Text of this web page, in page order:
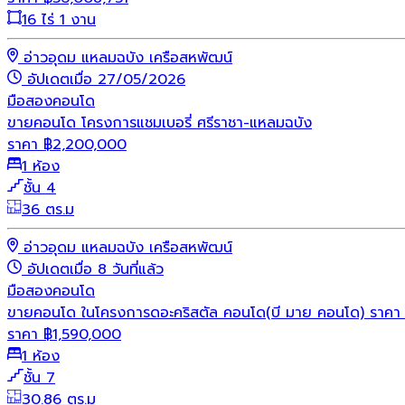
16 ไร่ 1 งาน
อ่าวอุดม แหลมฉบัง เครือสหพัฒน์
อัปเดตเมื่อ 27/05/2026
มือสองคอนโด
ขายคอนโด โครงการแชมเบอรี่ ศรีราชา-แหลมฉบัง
ราคา ฿2,200,000
1 ห้อง
ชั้น 4
36 ตร.ม
อ่าวอุดม แหลมฉบัง เครือสหพัฒน์
อัปเดตเมื่อ 8 วันที่แล้ว
มือสองคอนโด
ขายคอนโด ในโครงการดอะคริสตัล คอนโด(บี มาย คอนโด) ราคา
ราคา ฿1,590,000
1 ห้อง
ชั้น 7
30.86 ตร.ม